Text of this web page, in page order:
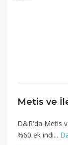
D&R'da Metis
%60 ek indi...